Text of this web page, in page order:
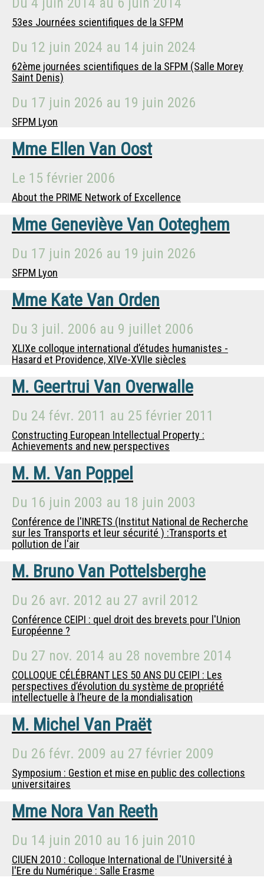
53es Journées scientifiques de la SFPM
Du 12 juin 2024 au 14 juin 2024
62ème journées scientifiques de la SFPM (Salle Morey
Saint Denis)
Du 17 juin 2026 au 19 juin 2026
SFPM Lyon
Mme Ellen Van Oost
Le 15 février 2006
About the PRIME Network of Excellence
Mme Geneviève Van Ooteghem
Du 17 juin 2026 au 19 juin 2026
SFPM Lyon
Mme Kate Van Orden
Du 3 juil. 2006 au 9 juillet 2006
XLIXe colloque international d’études humanistes -
Hasard et Providence, XIVe-XVIIe siècles
M. Geertrui Van Overwalle
Du 24 févr. 2011 au 25 février 2011
Constructing European Intellectual Property :
Achievements and new perspectives
M. M. Van Poppel
Du 16 juin 2003 au 18 juin 2003
Conférence de l'INRETS (Institut National de Recherche
sur les Transports et leur sécurité ) :Transports et
pollution de l'air
M. Bruno Van Pottelsberghe
Du 26 avr. 2012 au 27 avril 2012
Conférence CEIPI : quel droit des brevets pour l'Union
Européenne ?
Du 27 nov. 2014 au 28 novembre 2014
COLLOQUE CÉLÉBRANT LES 50 ANS DU CEIPI : Les
perspectives d’évolution du système de propriété
intellectuelle à l’heure de la mondialisation
M. Michel Van Praët
Du 26 févr. 2009 au 27 février 2009
Symposium : Gestion et mise en public des collections
universitaires
Mme Nora Van Reeth
Du 14 juin 2010 au 16 juin 2010
CIUEN 2010 : Colloque International de l'Université à
l'Ere du Numérique : Salle Erasme